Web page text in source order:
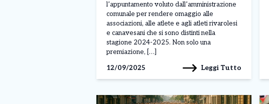
l’appuntamento voluto dall’amministrazione
comunale per rendere omaggio alle
associazioni, alle atlete e agli atleti rivarolesi
e canavesani che si sono distinti nella
stagione 2024-2025. Non solo una
premiazione, […]
12/09/2025
Leggi Tutto